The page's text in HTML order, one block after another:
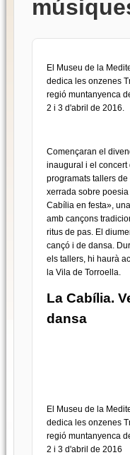
El Museu de la
dedica les onzenes
regió muntanyenca
2 i 3 d'abril de 2016.
Començaran el
inaugural i el concert
programats tallers
xerrada sobre
Cabília en festa»,
amb cançons
ritus de pas. El
cançó i de dansa.
els tallers, hi haurà
la Vila de Torroella.
La Cabília.
dansa
El Museu de la
dedica les onzenes
regió muntanyenca
2 i 3 d'abril de 2016